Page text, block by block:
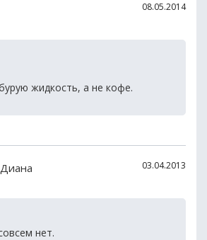
08.05.2014
жидкость, а не кофе.
03.04.2013
нет.